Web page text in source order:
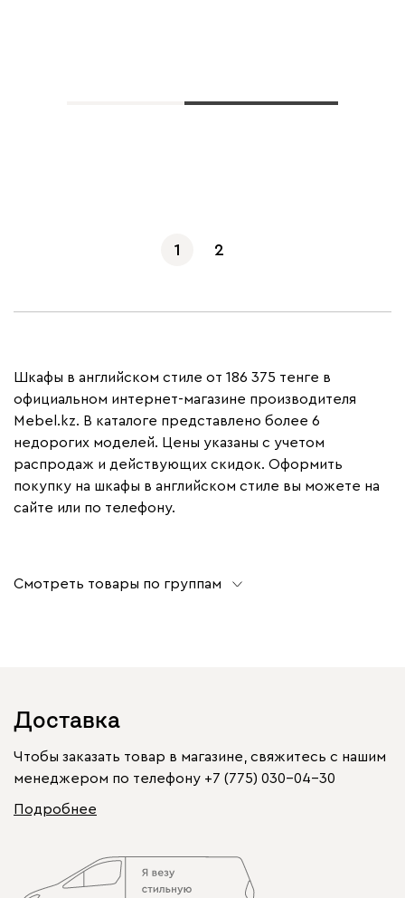
1 2
Шкафы в английском стиле от 186 375 тенге в
официальном интернет-магазине производителя
Mebel.kz. В каталоге представлено более 6
недорогих моделей. Цены указаны с учетом
распродаж и действующих скидок. Оформить
покупку на шкафы в английском стиле вы можете на
сайте или по телефону.
Смотреть товары по группам
Доставка
Чтобы заказать товар в магазине, свяжитесь с нашим
менеджером по телефону +7 (775) 030-04-30
Подробнее